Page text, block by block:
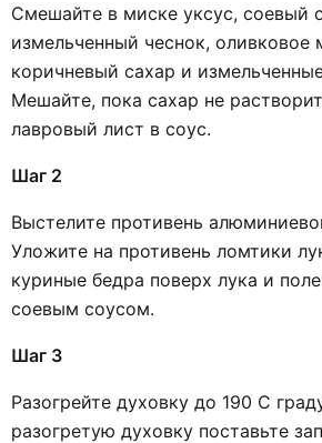
Смешайте в миске уксус, соевый
измельченный чеснок, оливковое
коричневый сахар и
Мешайте, пока сахар не
лавровый лист в соус.
Шаг 2
Выстелите противень
Уложите на противень ломтики
куриные бедра поверх лука и
соевым соусом.
Шаг 3
Разогрейте духовку до 190 С
разогретую духовку поставьте